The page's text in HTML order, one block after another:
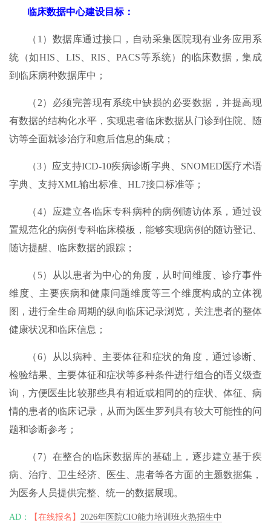
临床数据中心建设目标：
（1）数据库通过接口，自动采集医院现有业务应用系
统（如HIS、LIS、RIS、PACS等系统）的临床数据，集成
到临床病种数据库中；
（2）必须完善现有系统中缺损的必要数据，并提高现
有数据的结构化水平，实现患者临床数据从门诊到住院、随
访等全面就诊治疗和愈后信息的集成；
（3）应支持ICD-10疾病诊断字典、SNOMED医疗术语
字典、支持XML输出标准、HL7接口标准等；
（4）应建立各临床专科病种的病例随访体系，通过设
置规范化的病例专科临床模板，能够实现病例的随访登记、
随访提醒、临床数据的跟踪；
（5）从以患者为中心的角度，从时间维度、诊疗事件
维度、主要疾病和健康问题维度等三个维度构成的立体视
图，进行全生命周期的纵向临床记录浏览，关注患者的整体
健康状况和临床信息；
（6）从以病种、主要体征和症状的角度，通过诊断、
检验结果、主要体征和症状等多种条件进行组合的语义级查
询，方便医生比较那些具有相近或相同的的症状、体征、病
情的患者的临床记录，从而为医生罗列具有较大可能性的问
题和诊断参考；
（7）在整合的临床数据库的基础上，逐步建立基于疾
病、治疗、卫生经济、医生、患者等各方面的主题数据集，
为医务人员提供完整、统一的数据展现。
AD： 【在线报名】 2026年医院CIO能力培训班火热招生中